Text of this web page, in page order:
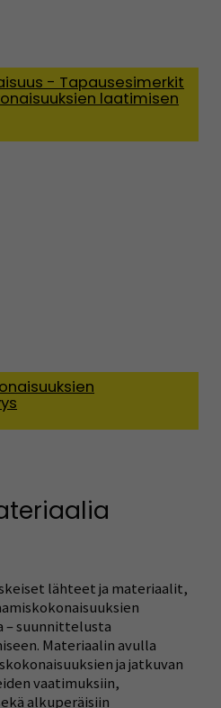
- Tapausesimerkit
laatimisen
lähteet ja materiaalit,
– suunnittelusta
Materiaalin avulla
ja jatkuvan
vaatimuksiin,
alkuperäisiin